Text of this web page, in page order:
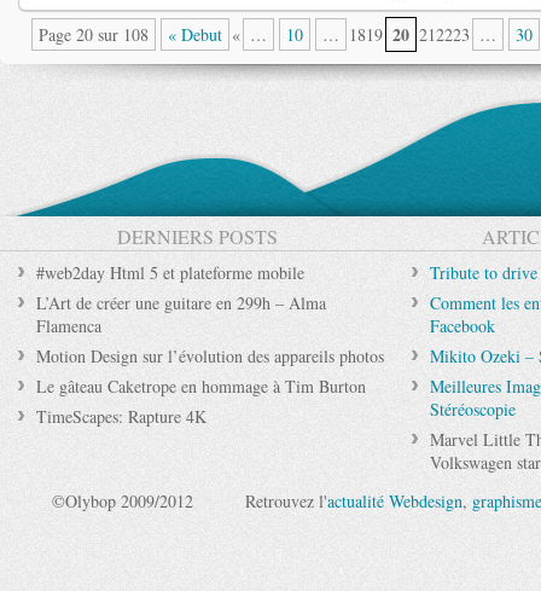
Page 20 sur 108 « Debut « … 10 … 1819 20 212223 … 30
DERNIERS POSTS
#web2day Html 5 et plateforme mobile
L’Art de créer une guitare en 299h – Alma
Flamenca
Motion Design sur l’évolution des appareils photos
Le gâteau Caketrope en hommage à Tim Burton
TimeScapes: Rapture 4K
Tribute to drive
Comment les
Facebook
Mikito Ozeki –
Meilleures
Stéréoscopie
Marvel Little
Volkswagen
©Olybop 2009/2012
Retrouvez l'actualité Webdesign, graphisme